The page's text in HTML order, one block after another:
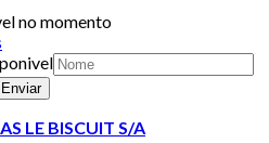
no momento
Enviar
LE BISCUIT S/A